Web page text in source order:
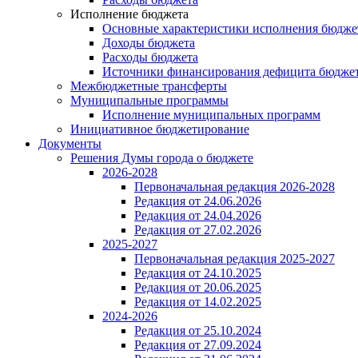
Исполнение бюджета
Основные характеристики исполнения
Доходы бюджета
Расходы бюджета
Источники финансирования дефицита
Межбюджетные трансферты
Муниципальные программы
Исполнение муниципальных программ
Инициативное бюджетирование
Документы
Решения Думы города о бюджете
2026-2028
Первоначальная редакция 2026-2028
Редакция от 24.06.2026
Редакция от 24.04.2026
Редакция от 27.02.2026
2025-2027
Первоначальная редакция 2025-2027
Редакция от 24.10.2025
Редакция от 20.06.2025
Редакция от 14.02.2025
2024-2026
Редакция от 25.10.2024
Редакция от 27.09.2024